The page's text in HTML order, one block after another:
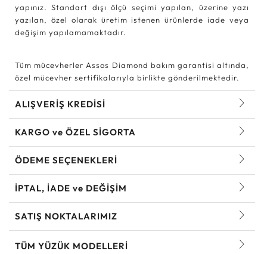
yapınız. Standart dışı ölçü seçimi yapılan, üzerine yazı
yazılan, özel olarak üretim istenen ürünlerde iade veya
değişim yapılamamaktadır.
Tüm mücevherler Assos Diamond bakım garantisi altında,
özel mücevher sertifikalarıyla birlikte gönderilmektedir.
ALIŞVERİŞ KREDİSİ
KARGO ve ÖZEL SİGORTA
ÖDEME SEÇENEKLERİ
İPTAL, İADE ve DEĞİŞİM
SATIŞ NOKTALARIMIZ
TÜM YÜZÜK MODELLERI